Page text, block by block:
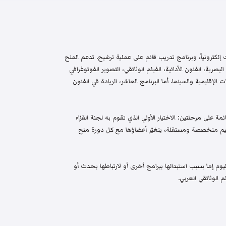
وبرنامج تدريب قائم على عملية ترشيح. تدعم المنح
الفنون الأدائية، الفيلم الوثائقي، التصوير الفوتوغرافي
والسينما. أما البرنامج العاشر، الريادة في الفنون
قائمة على مرحلتين: الاختيار الأولي الذي تقوم به لجنة القرّاء
متخصصة ومستقلة، يتغيّر أعضاؤها مع كل دورة منح
إما بسبب استبدالها ببرامج أخرى أو لارتباطها بحدث أو
الوثائقي العربي.